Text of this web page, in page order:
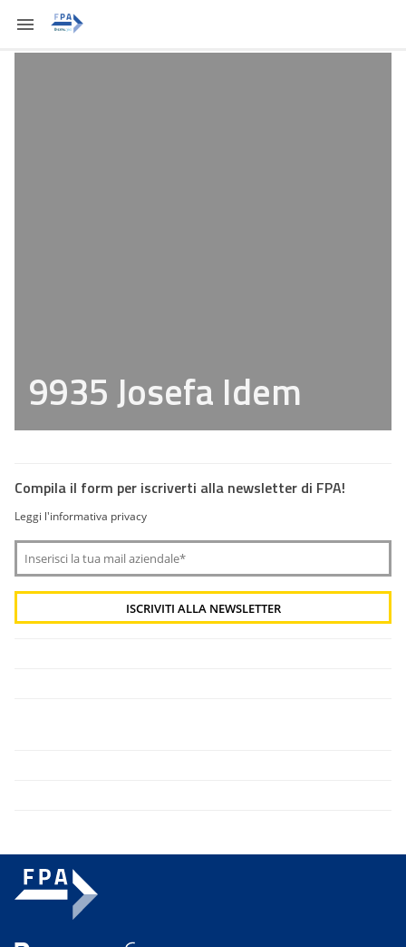
9935 Josefa Idem
Compila il form per iscriverti alla newsletter di FPA!
Leggi l'informativa privacy